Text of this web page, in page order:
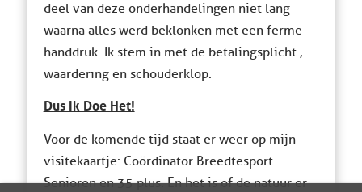
deel van deze onderhandelingen niet lang
waarna alles werd beklonken met een ferme
handdruk. Ik stem in met de betalingsplicht ,
waardering en schouderklop.
Dus Ik Doe Het!
Voor de komende tijd staat er weer op mijn
visitekaartje: Coördinator Breedtesport
Senioren en 35 plus. En het is of de natuur er